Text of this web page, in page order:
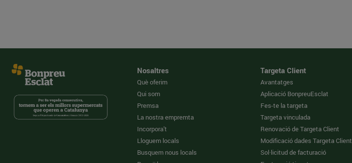
Nosaltres
Què oferim
Qui som
Premsa
La nostra empremta
Incorpora't
Lloguem locals
Busquem nous locals
Targeta Client
Avantatges
Aplicació BonpreuEsclat
Fes-te la targeta
Targeta vinculada
Renovació de Targeta Client
Modificació dades Targeta Client
Sol·licitud de facturació